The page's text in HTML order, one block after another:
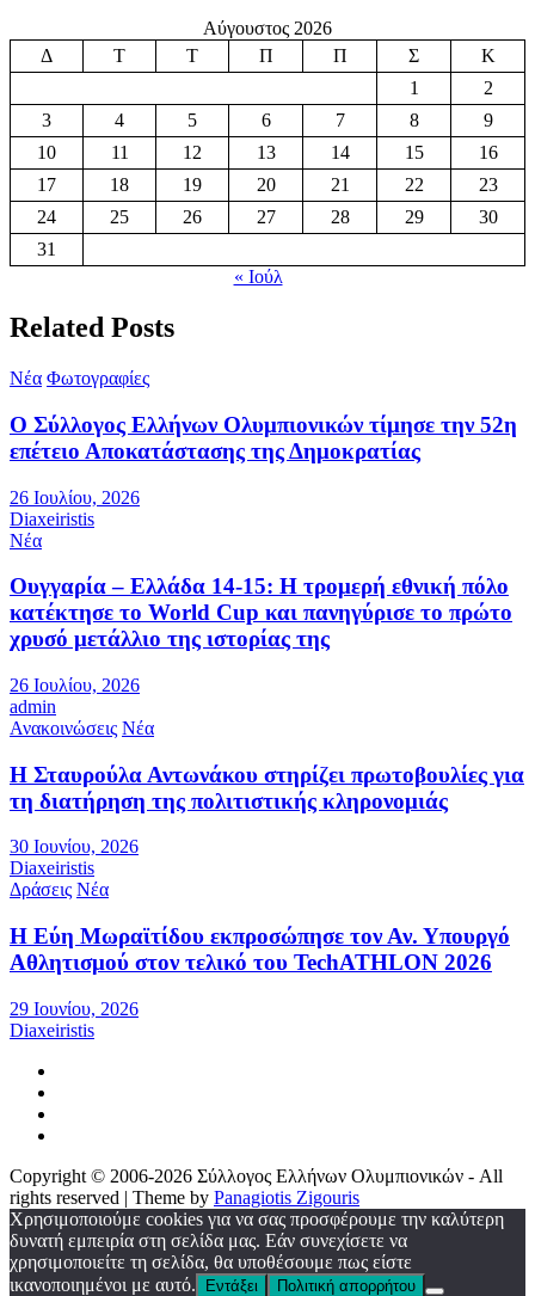
Αύγουστος 2026
Δ
Τ Τ Π Π Σ
Κ
1
2
3
4 5 6 7 8
9
10
11 12 13 14 15
16
17
18 19 20 21 22
23
24
25 26 27 28 29
30
31
« Ιούλ
Related Posts
Νέα Φωτογραφίες
Ο Σύλλογος Ελλήνων Ολυμπιονικών τίμησε την 52η
επέτειο Αποκατάστασης της Δημοκρατίας
26 Ιουλίου, 2026
Diaxeiristis
Νέα
Ουγγαρία – Ελλάδα 14-15: Η τρομερή εθνική πόλο
κατέκτησε το World Cup και πανηγύρισε το πρώτο
χρυσό μετάλλιο της ιστορίας της
26 Ιουλίου, 2026
admin
Ανακοινώσεις Νέα
Η Σταυρούλα Αντωνάκου στηρίζει πρωτοβουλίες για
τη διατήρηση της πολιτιστικής κληρονομιάς
30 Ιουνίου, 2026
Diaxeiristis
Δράσεις Νέα
Η Εύη Μωραϊτίδου εκπροσώπησε τον Αν. Υπουργό
Αθλητισμού στον τελικό του TechATHLON 2026
29 Ιουνίου, 2026
Diaxeiristis
Copyright © 2006-2026 Σύλλογος Ελλήνων Ολυμπιονικών - All
rights reserved | Theme by Panagiotis Zigouris
Χρησιμοποιούμε cookies για να σας προσφέρουμε την καλύτερη
δυνατή εμπειρία στη σελίδα μας. Εάν συνεχίσετε να
χρησιμοποιείτε τη σελίδα, θα υποθέσουμε πως είστε
ικανοποιημένοι με αυτό.
Εντάξει Πολιτική απορρήτου